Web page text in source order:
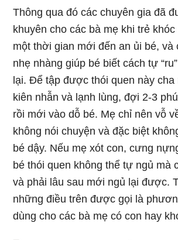
Thông qua đó các chuyên gia đã
khuyên cho các bà mẹ khi trẻ
một thời gian mới đến an ủi bé, và
nhẹ nhàng giúp bé biết cách tự
lại. Để tập được thói quen này cha
kiên nhẫn và lạnh lùng, đợi 2-3
rồi mới vào dỗ bé. Mẹ chỉ nên vỗ
không nói chuyện và đặc biệt
bé dậy. Nếu mẹ xót con, cưng
bé thói quen không thể tự ngủ mà
và phải lâu sau mới ngủ lại được.
những điều trên được gọi là
dùng cho các bà mẹ có con hay